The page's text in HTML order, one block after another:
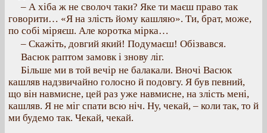
– А хіба ж не сволоч таки? Яке ти маєш право так
говорити… «Я на злість йому кашляю». Ти, брат, може,
по собі міряєш. Але коротка мірка…
– Скажіть, довгий який! Подумаєш! Обізвався.
Васюк раптом замовк і знову ліг.
Більше ми в той вечір не балакали. Вночі Васюк
кашляв надзвичайно голосно й подовгу. Я був певний,
що він навмисне, цей раз уже навмисне, на злість мені,
кашляв. Я не міг спати всю ніч. Ну, чекай, – коли так, то й
ми будемо так. Чекай, чекай.